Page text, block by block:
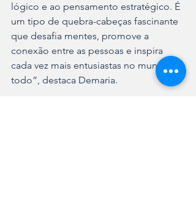
lógico e ao pensamento estratégico. É
um tipo de quebra-cabeças fascinante
que desafia mentes, promove a
conexão entre as pessoas e inspira
cada vez mais entusiastas no mundo
todo”, destaca Demaria.